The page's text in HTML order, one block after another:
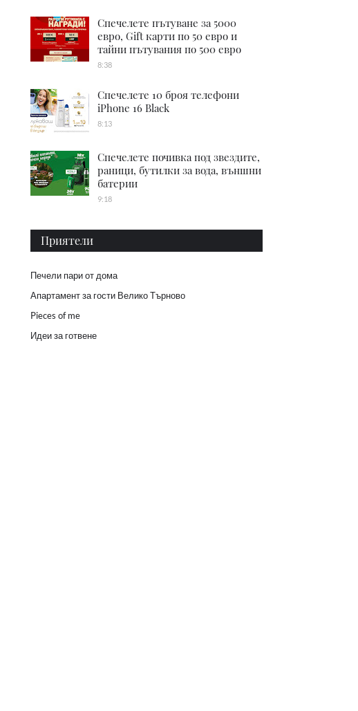
Спечелете пътуване за 5000
евро, Gift карти по 50 евро и
тайни пътувания по 500 евро
8:38
Спечелете 10 броя телефони
iPhone 16 Black
8:13
Спечелете почивка под звездите,
раници, бутилки за вода, външни
батерии
9:18
Приятели
Печели пари от дома
Апартамент за гости Велико Търново
Pieces of me
Идеи за готвене